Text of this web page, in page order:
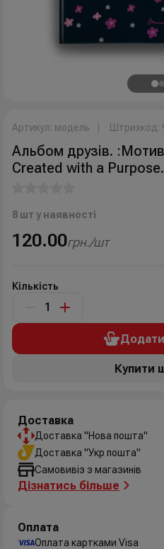
Артикул: модель
Альбом друзів.
Created with a
8 шт у наявності
120.00грн./шт
Кількість
Купити
Доставка
Доставка "Нова пошта"
Доставка "Укр пошта"
Самовивіз з магазинів
Дізнатись більше
Оплата
Оплата картками Visa